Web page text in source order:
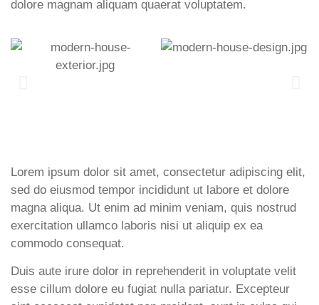
dolore magnam aliquam quaerat voluptatem.
Lorem ipsum dolor sit amet, consectetur adipiscing elit,
sed do eiusmod tempor incididunt ut labore et dolore
magna aliqua. Ut enim ad minim veniam, quis nostrud
exercitation ullamco laboris nisi ut aliquip ex ea
commodo consequat.
Duis aute irure dolor in reprehenderit in voluptate velit
esse cillum dolore eu fugiat nulla pariatur. Excepteur